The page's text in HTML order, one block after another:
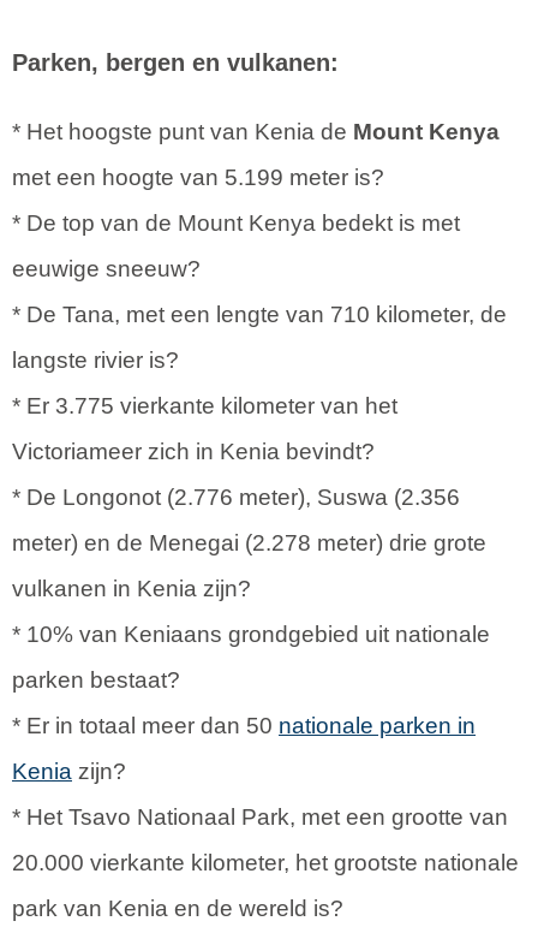
Parken, bergen en vulkanen:
* Het hoogste punt van Kenia de Mount Kenya
met een hoogte van 5.199 meter is?
* De top van de Mount Kenya bedekt is met
eeuwige sneeuw?
* De Tana, met een lengte van 710 kilometer, de
langste rivier is?
* Er 3.775 vierkante kilometer van het
Victoriameer zich in Kenia bevindt?
* De Longonot (2.776 meter), Suswa (2.356
meter) en de Menegai (2.278 meter) drie grote
vulkanen in Kenia zijn?
* 10% van Keniaans grondgebied uit nationale
parken bestaat?
* Er in totaal meer dan 50 nationale parken in
Kenia zijn?
* Het Tsavo Nationaal Park, met een grootte van
20.000 vierkante kilometer, het grootste nationale
park van Kenia en de wereld is?